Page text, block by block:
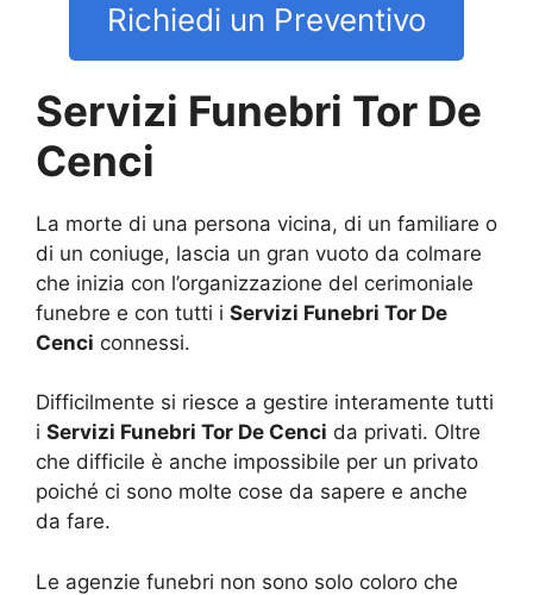
Richiedi un Preventivo
Servizi Funebri Tor De
Cenci
La morte di una persona vicina, di un familiare o
di un coniuge, lascia un gran vuoto da colmare
che inizia con l’organizzazione del cerimoniale
funebre e con tutti i Servizi Funebri Tor De
Cenci connessi.
Difficilmente si riesce a gestire interamente tutti
i Servizi Funebri Tor De Cenci da privati. Oltre
che difficile è anche impossibile per un privato
poiché ci sono molte cose da sapere e anche
da fare.
Le agenzie funebri non sono solo coloro che